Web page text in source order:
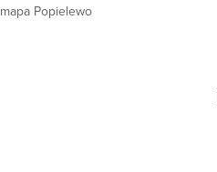
mapa Popielewo